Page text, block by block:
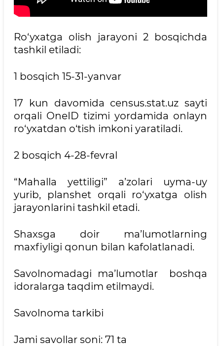
Ro‘yxatga olish jarayoni 2 bosqichda
tashkil etiladi:
1 bosqich 15-31-yanvar
17 kun davomida census.stat.uz sayti
orqali OneID tizimi yordamida onlayn
ro‘yxatdan o‘tish imkoni yaratiladi.
2 bosqich 4-28-fevral
“Mahalla yettiligi” a’zolari uyma-uy
yurib, planshet orqali ro‘yxatga olish
jarayonlarini tashkil etadi.
Shaxsga doir ma’lumotlarning
maxfiyligi qonun bilan kafolatlanadi.
Savolnomadagi ma’lumotlar boshqa
idoralarga taqdim etilmaydi.
Savolnoma tarkibi
Jami savollar soni: 71 ta